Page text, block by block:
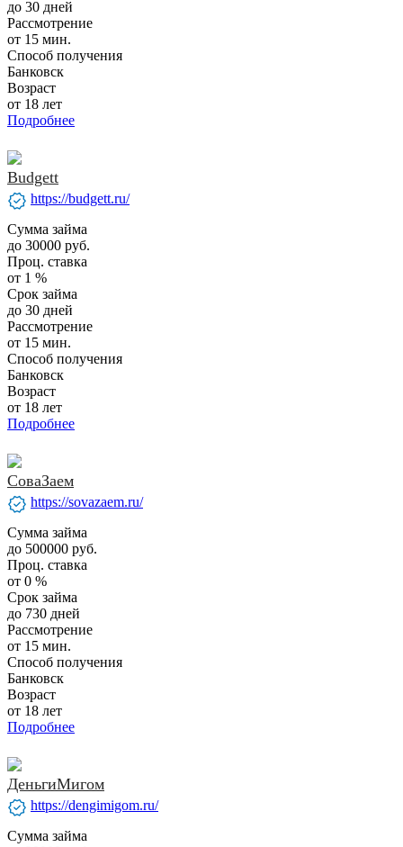
до 30 дней
Рассмотрение
от 15 мин.
Способ получения
Банковск
Возраст
от 18 лет
Подробнее
Budgett
verified https://budgett.ru/
Сумма займа
до 30000 руб.
Проц. ставка
от 1 %
Срок займа
до 30 дней
Рассмотрение
от 15 мин.
Способ получения
Банковск
Возраст
от 18 лет
Подробнее
СоваЗаем
verified https://sovazaem.ru/
Сумма займа
до 500000 руб.
Проц. ставка
от 0 %
Срок займа
до 730 дней
Рассмотрение
от 15 мин.
Способ получения
Банковск
Возраст
от 18 лет
Подробнее
ДеньгиМигом
verified https://dengimigom.ru/
Сумма займа